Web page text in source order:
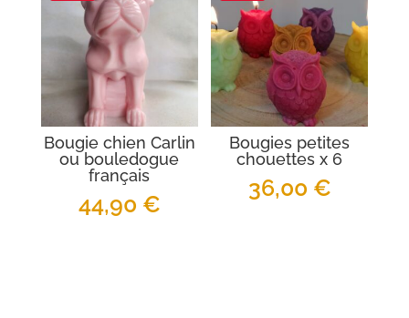
Bougie chien Carlin
ou bouledogue
français
44,90 €
Bougies petites
chouettes x 6
36,00 €